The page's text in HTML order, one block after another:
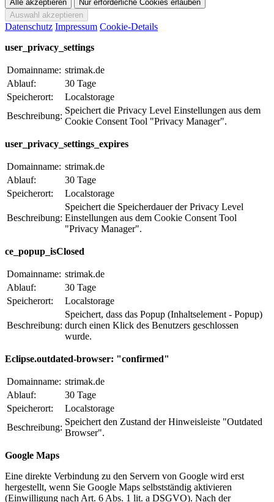
Datenschutz Impressum Cookie-Details
user_privacy_settings
Domainname: strimak.de
Ablauf:
30 Tage
Speicherort:
Localstorage
Beschreibung:
Speichert die Privacy Level Einstellungen aus dem
Cookie Consent Tool "Privacy Manager".
user_privacy_settings_expires
Domainname: strimak.de
Ablauf:
30 Tage
Speicherort:
Localstorage
Beschreibung:
Speichert die Speicherdauer der Privacy Level
Einstellungen aus dem Cookie Consent Tool
"Privacy Manager".
ce_popup_isClosed
Domainname: strimak.de
Ablauf:
30 Tage
Speicherort:
Localstorage
Beschreibung:
Speichert, dass das Popup (Inhaltselement - Popup)
durch einen Klick des Benutzers geschlossen
wurde.
Eclipse.outdated-browser: "confirmed"
Domainname: strimak.de
Ablauf:
30 Tage
Speicherort:
Localstorage
Beschreibung:
Speichert den Zustand der Hinweisleiste "Outdated
Browser".
Google Maps
Eine direkte Verbindung zu den Servern von Google wird erst
hergestellt, wenn Sie Google Maps selbstständig aktivieren
(Einwilligung nach Art. 6 Abs. 1 lit. a DSGVO). Nach der